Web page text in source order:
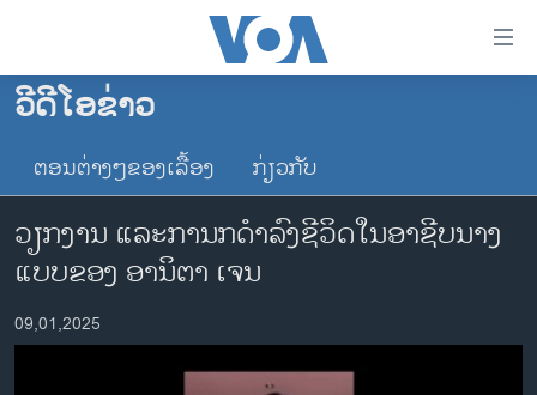
ເຂົ້າ
ຂ້າມ
ຂ້າມ
ໄປ
ຫາ
ຊອກ
ຄົ້ນ
ໂຮມເພຈ
ລາວ
ການເລືອກຕັ້ງ ປະທານາທີບໍດີ ສະຫະລັດ 2024
ໂລກ
ວີດີໂອຂ່າວ
ຕອນຕ່າງໆຂອງເລື້ອງ ກ່ຽວກັບ
ວຽກງານ ແລະການກດໍາລົງຊີວິດໃນອາຊີບນາງ
ແບບຂອງ ອານິຕາ ເຈນ
09,01,2025